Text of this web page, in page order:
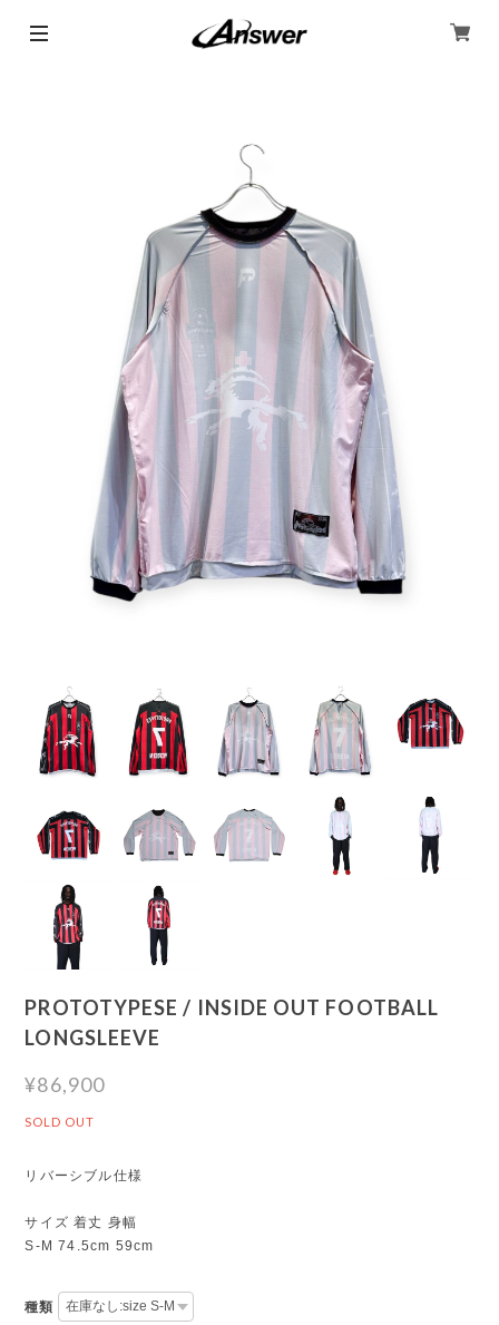
PROTOTYPESE / INSIDE OUT FOOTBALL
LONGSLEEVE
¥86,900
SOLD OUT
リバーシブル仕様
サイズ 着丈 身幅
S-M 74.5cm 59cm
種類